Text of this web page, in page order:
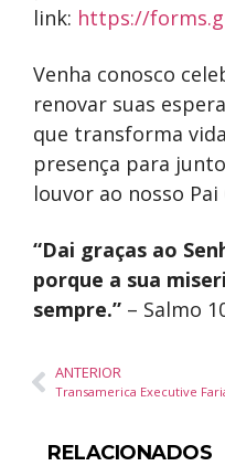
link: https://
Venha conosco
renovar suas
que transforma
presença para
louvor ao nosso Pai
“Dai graças ao
porque a sua
sempre.” – Salmo
ANTERIOR
RELACIONADOS